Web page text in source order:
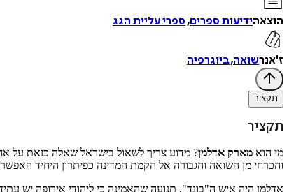
הוצאהידיעות ספרים,ספרי עליית הגג
ז'אנרשואה,ביוגרפיה
תקציר
תקציר
מי הוא מארק אדלמן? מדוע צריך לשאול בישראל שאלה כזאת על
והכרחי מן השואה והגבורה אל הקמת המדינה כפיתרון היחיד
אדלמן היה איש ה"בונד", תנועה שהאמינה כי ליהודי אירופה יש